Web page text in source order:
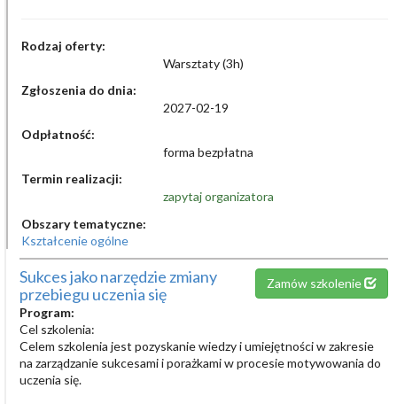
Rodzaj oferty:
Warsztaty (3h)
Zgłoszenia do dnia:
2027-02-19
Odpłatność:
forma bezpłatna
Termin realizacji:
zapytaj organizatora
Obszary tematyczne:
Kształcenie ogólne
Sukces jako narzędzie zmiany
przebiegu uczenia się
Zamów szkolenie
Program:
Cel szkolenia:
Celem szkolenia jest pozyskanie wiedzy i umiejętności w zakresie
na zarządzanie sukcesami i porażkami w procesie motywowania do
uczenia się.